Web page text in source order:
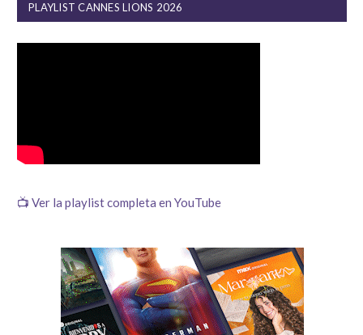
PLAYLIST CANNES LIONS 2026
📺 Ver la playlist completa en YouTube